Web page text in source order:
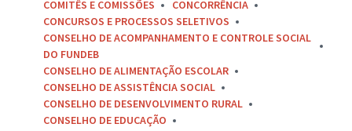
COMITÊS E COMISSÕES
CONCORRÊNCIA
CONCURSOS E PROCESSOS SELETIVOS
CONSELHO DE ACOMPANHAMENTO E CONTROLE SOCIAL
DO FUNDEB
CONSELHO DE ALIMENTAÇÃO ESCOLAR
CONSELHO DE ASSISTÊNCIA SOCIAL
CONSELHO DE DESENVOLVIMENTO RURAL
CONSELHO DE EDUCAÇÃO